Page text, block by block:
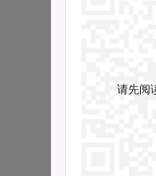
请先阅